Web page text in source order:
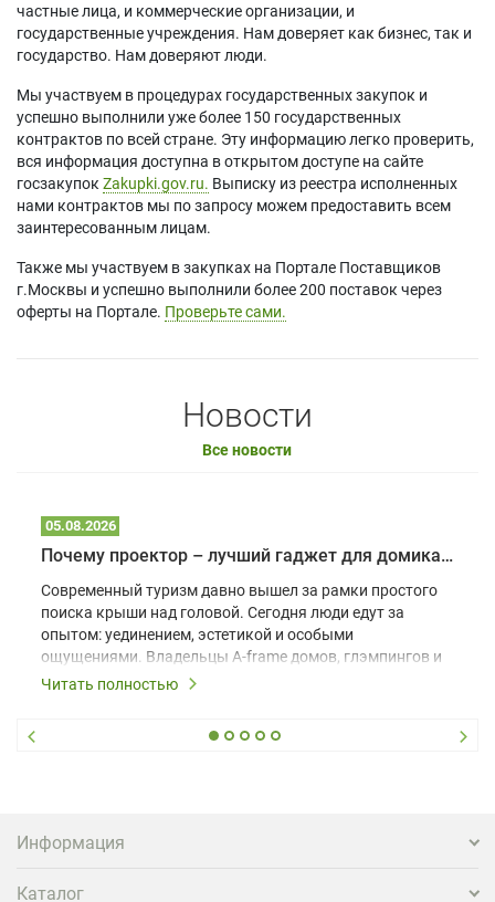
частные лица, и коммерческие организации, и
государственные учреждения. Нам доверяет как бизнес, так и
государство. Нам доверяют люди.
Мы участвуем в процедурах государственных закупок и
успешно выполнили уже более 150 государственных
контрактов по всей стране. Эту информацию легко проверить,
вся информация доступна в открытом доступе на сайте
госзакупок Zakupki.gov.ru. Выписку из реестра исполненных
нами контрактов мы по запросу можем предоставить всем
заинтересованным лицам.
Также мы участвуем в закупках на Портале Поставщиков
г.Москвы и успешно выполнили более 200 поставок через
оферты на Портале. Проверьте сами.
Новости
Все новости
05.08.2026
Почему проектор – лучший гаджет для домика в глэмпинге
Современный туризм давно вышел за рамки простого
поиска крыши над головой. Сегодня люди едут за
опытом: уединением, эстетикой и особыми
ощущениями. Владельцы A-frame домов, глэмпингов и
шале понимают, что конкуренция растет, и
вернуться и поделиться впечатлениями в соцсетях,
проектора.
Читать полностью
Информация
Каталог